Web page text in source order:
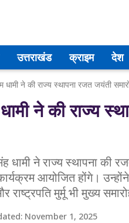
उत्तराखंड क्राइम देश
ने की राज्य स्थापना रजत जयंती समारोह
ने की राज्य
ने राज्य स्थापना की
आयोजित होंगे।
मुर्मू भी मुख्य
November 1, 2025